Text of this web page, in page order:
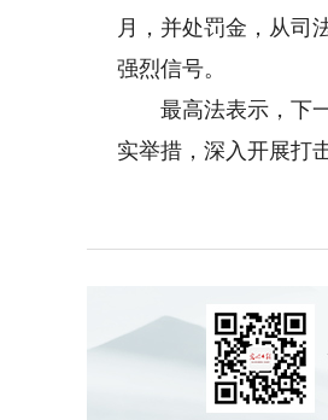
月，并处罚金，从司
强烈信号。
最高法表示，下一
实举措，深入开展打